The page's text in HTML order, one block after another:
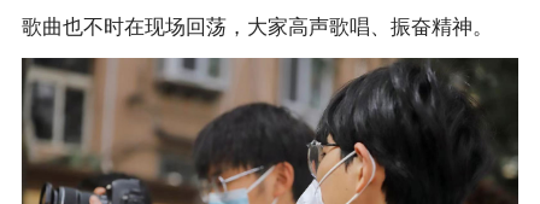
歌曲也不时在现场回荡，大家高声歌唱、振奋精神。